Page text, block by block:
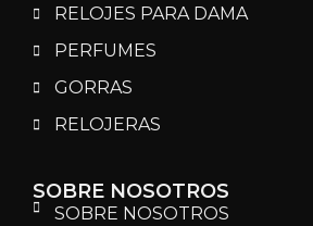
RELOJES PARA DAMA
PERFUMES
GORRAS
RELOJERAS
SOBRE NOSOTROS
SOBRE NOSOTROS